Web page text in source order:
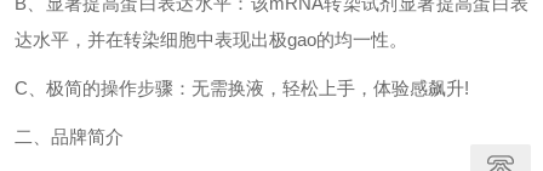
达水平，并在转染细胞中表现出极gao的均一性。
C 、极简的操作步骤：无需换液，轻松上手，体验感飙升!
二、品牌简介